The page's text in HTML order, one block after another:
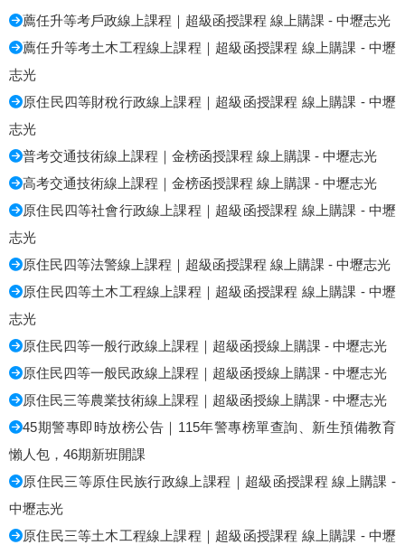
薦任升等考戶政線上課程｜超級函授課程 線上購課 - 中壢志光
薦任升等考土木工程線上課程｜超級函授課程 線上購課 - 中壢
志光
原住民四等財稅行政線上課程｜超級函授課程 線上購課 - 中壢
志光
普考交通技術線上課程｜金榜函授課程 線上購課 - 中壢志光
高考交通技術線上課程｜金榜函授課程 線上購課 - 中壢志光
原住民四等社會行政線上課程｜超級函授課程 線上購課 - 中壢
志光
原住民四等法警線上課程｜超級函授課程 線上購課 - 中壢志光
原住民四等土木工程線上課程｜超級函授課程 線上購課 - 中壢
志光
原住民四等一般行政線上課程｜超級函授線上購課 - 中壢志光
原住民四等一般民政線上課程｜超級函授線上購課 - 中壢志光
原住民三等農業技術線上課程｜超級函授線上購課 - 中壢志光
45期警專即時放榜公告｜115年警專榜單查詢、新生預備教育
懶人包，46期新班開課
原住民三等原住民族行政線上課程｜超級函授課程 線上購課 -
中壢志光
原住民三等土木工程線上課程｜超級函授課程 線上購課 - 中壢